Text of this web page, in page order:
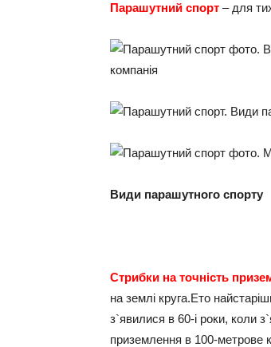
Парашутний спорт – для
Види парашутного спорту
Стрибки на точність
на землі круга.Ето
з`явилися в 60-і роки, коли
приземлення в 100-метрове